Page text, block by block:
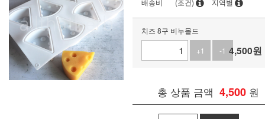
배송비
(조건) 지역별
치즈 8구 비누몰드
+1
-1 4,500원
총 상품 금액 4,500 원